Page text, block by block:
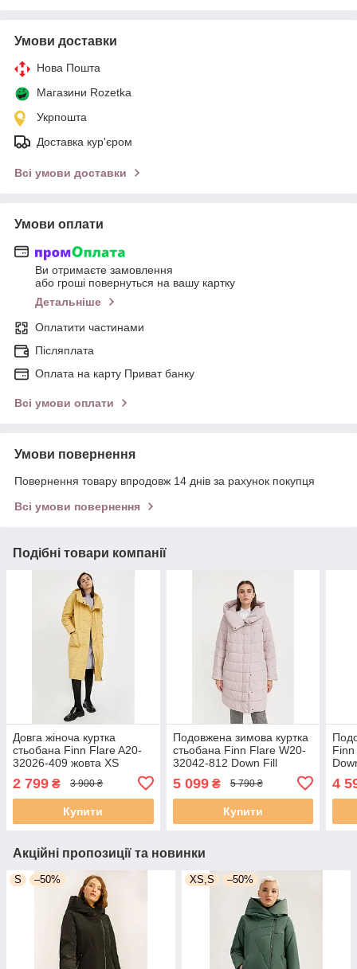
Умови доставки
Нова Пошта
Магазини Rozetka
Укрпошта
Доставка кур'єром
Всі умови доставки
Умови оплати
Ви отримаєте замовлення
або гроші повернуться на вашу картку
Детальніше
Оплатити частинами
Післяплата
Оплата на карту Приват банку
Всі умови оплати
Умови повернення
Повернення товару впродовж 14 днів за рахунок покупця
Всі умови повернення
Подібні товари компанії
Довга жіноча куртка
стьобана Finn Flare A20-
32026-409 жовта XS
2 799 ₴ 3 900 ₴
Купити
Подовжена зимова куртка
стьобана Finn Flare W20-
32042-812 Down Fill
5 099₴ 5 790 ₴
Купити
4
Акційні пропозиції та новинки
S –50% XS,S –50%